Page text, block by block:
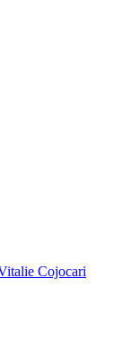
Cojocari